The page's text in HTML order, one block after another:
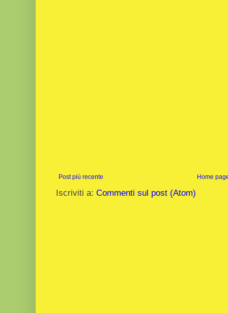
Post più recente Home
Iscriviti a: Commenti sul post (Atom)